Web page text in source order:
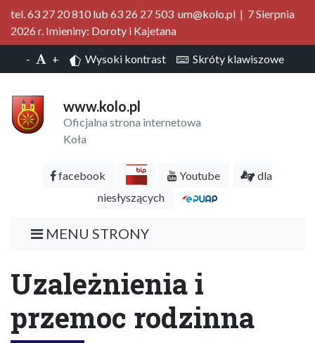
tel. 63 27 20 810 lub 63 26 27 503 um@kolo.pl | 7 Sierpnia
2026 r. Imieniny: Doroty i Kajetana
- + Wysoki kontrast Skróty klawiszowe
www.kolo.pl
Oficjalna strona internetowa
Koła
facebook Youtube
dla
niesłyszących
MENU STRONY
Uzależnienia i
przemoc rodzinna